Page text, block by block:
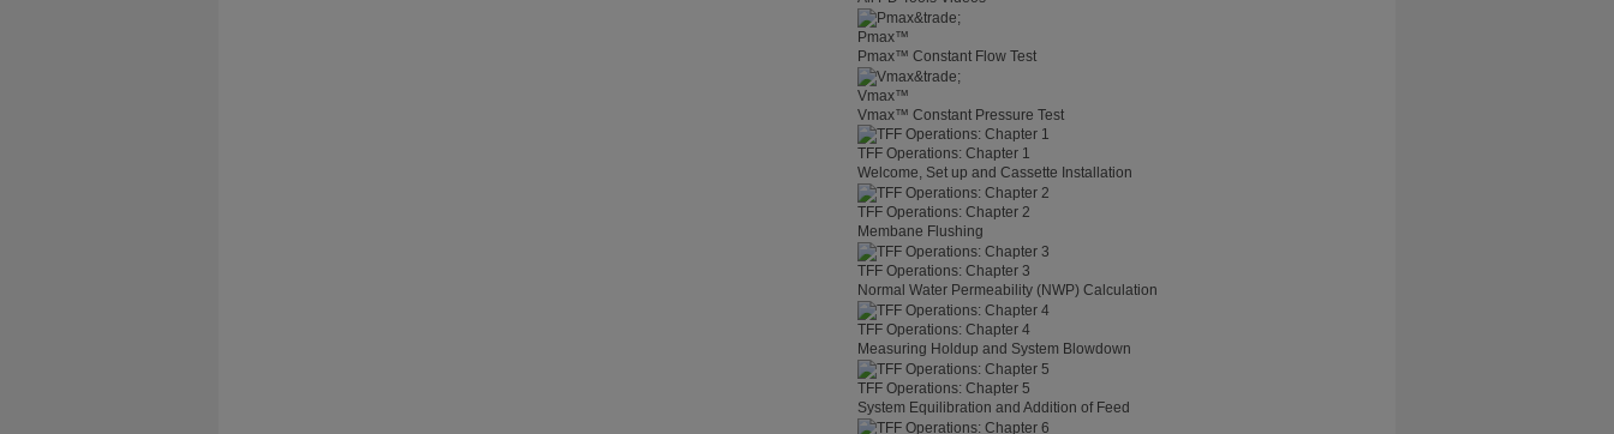
Pmax™
Pmax™ Constant Flow Test
Vmax™
Vmax™ Constant Pressure Test
TFF Operations: Chapter 1
Welcome, Set up and Cassette Installation
TFF Operations: Chapter 2
Membane Flushing
TFF Operations: Chapter 3
Normal Water Permeability (NWP) Calculation
TFF Operations: Chapter 4
Measuring Holdup and System Blowdown
TFF Operations: Chapter 5
System Equilibration and Addition of Feed